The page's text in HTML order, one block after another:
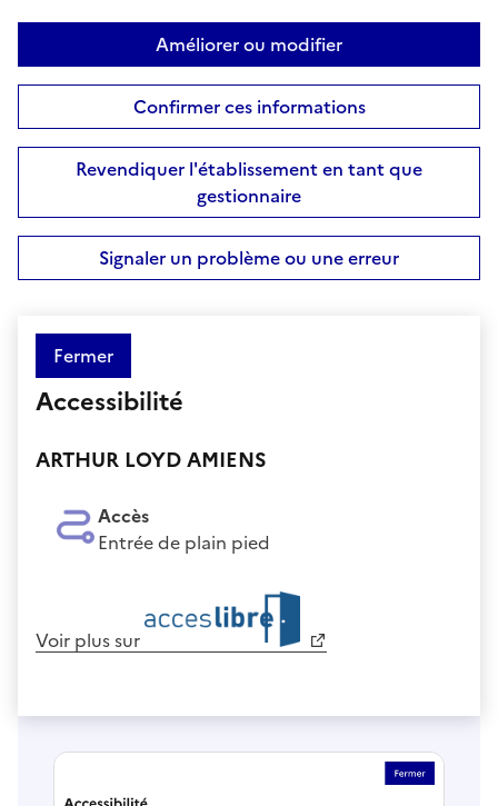
Améliorer ou modifier
Confirmer ces informations
Revendiquer l'établissement en tant que
gestionnaire
Signaler un problème ou une erreur
Fermer
Accessibilité
ARTHUR LOYD AMIENS
Accès
Entrée de plain pied
Voir plus sur